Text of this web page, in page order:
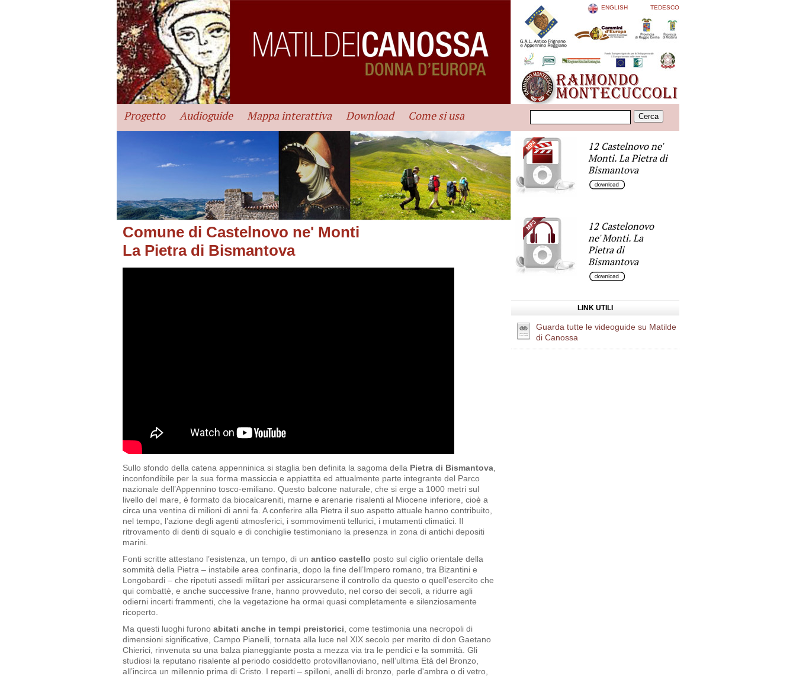
ENGLISH TEDESCO
Progetto Audioguide Mappa interattiva Download Come si usa
12 Castelnovo ne'
Monti. La Pietra di
Bismantova
12 Castelonovo
ne' Monti. La
Pietra di
Bismantova
LINK UTILI
Guarda tutte le videoguide su Matilde
di Canossa
Comune di Castelnovo ne' Monti
La Pietra di Bismantova
Sullo sfondo della catena appenninica si staglia ben definita la sagoma della Pietra di Bismantova,
inconfondibile per la sua forma massiccia e appiattita ed attualmente parte integrante del Parco
nazionale dell’Appennino tosco-emiliano. Questo balcone naturale, che si erge a 1000 metri sul
livello del mare, è formato da biocalcareniti, marne e arenarie risalenti al Miocene inferiore, cioè a
circa una ventina di milioni di anni fa. A conferire alla Pietra il suo aspetto attuale hanno contribuito,
nel tempo, l’azione degli agenti atmosferici, i sommovimenti tellurici, i mutamenti climatici. Il
ritrovamento di denti di squalo e di conchiglie testimoniano la presenza in zona di antichi depositi
marini.
Fonti scritte attestano l’esistenza, un tempo, di un antico castello posto sul ciglio orientale della
sommità della Pietra – instabile area confinaria, dopo la fine dell’Impero romano, tra Bizantini e
Longobardi – che ripetuti assedi militari per assicurarsene il controllo da questo o quell’esercito che
qui combattè, e anche successive frane, hanno provveduto, nel corso dei secoli, a ridurre agli
odierni incerti frammenti, che la vegetazione ha ormai quasi completamente e silenziosamente
ricoperto.
Ma questi luoghi furono abitati anche in tempi preistorici, come testimonia una necropoli di
dimensioni significative, Campo Pianelli, tornata alla luce nel XIX secolo per merito di don Gaetano
Chierici, rinvenuta su una balza pianeggiante posta a mezza via tra le pendici e la sommità. Gli
studiosi la reputano risalente al periodo cosiddetto protovillanoviano, nell’ultima Età del Bronzo,
all’incirca un millennio prima di Cristo. I reperti – spilloni, anelli di bronzo, perle d'ambra o di vetro,